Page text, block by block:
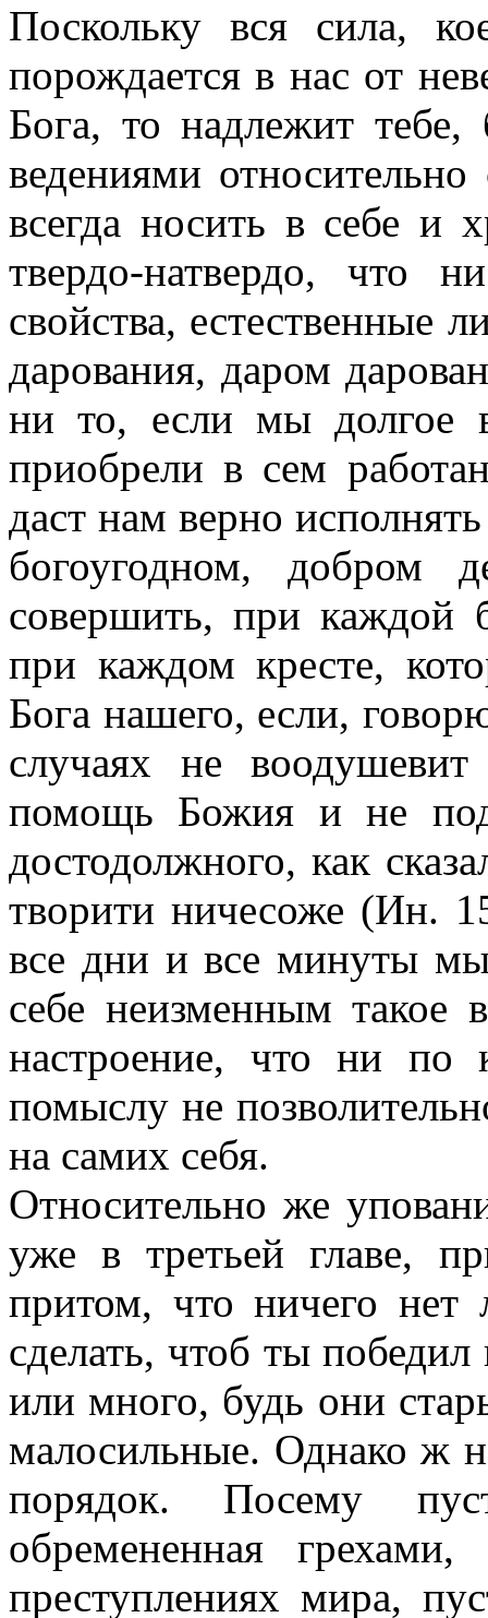
Поскольку вся сила,
порождается в нас от
Бога, то надлежит тебе,
ведениями
всегда носить в себе и
твердо-натвердо, что
свойства, естественные
дарования, даром
ни то, если мы долгое
приобрели в сем
даст нам верно
богоугодном, добром
совершить, при каждой
при каждом кресте,
Бога нашего, если,
случаях не
помощь Божия и не
достодолжного, как
творити ничесоже (Ин.
все дни и все минуты
себе неизменным такое
настроение, что ни по
помыслу не
на самих себя.
Относительно же
уже в третьей главе,
притом, что ничего нет
сделать, чтоб ты
или много, будь они
малосильные. Однако ж
порядок. Посему
обремененная
преступлениях мира,